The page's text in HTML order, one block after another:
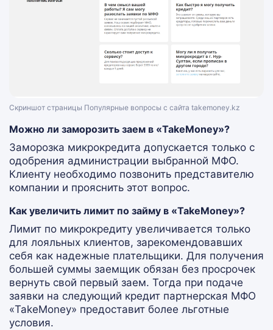
Скриншот страницы Популярные вопросы с сайта takemoney.kz
Можно ли заморозить заем в «TakeMoney»?
Заморозка микрокредита допускается только с
одобрения администрации выбранной МФО.
Клиенту необходимо позвонить представителю
компании и прояснить этот вопрос.
Как увеличить лимит по займу в «TakeMoney»?
Лимит по микрокредиту увеличивается только
для лояльных клиентов, зарекомендовавших
себя как надежные плательщики. Для получения
большей суммы заемщик обязан без просрочек
вернуть свой первый заем. Тогда при подаче
заявки на следующий кредит партнерская МФО
«TakeMoney» предоставит более льготные
условия.